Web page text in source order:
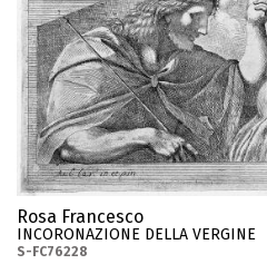
Rosa Francesco
INCORONAZIONE DELLA VERGINE
S-FC76228